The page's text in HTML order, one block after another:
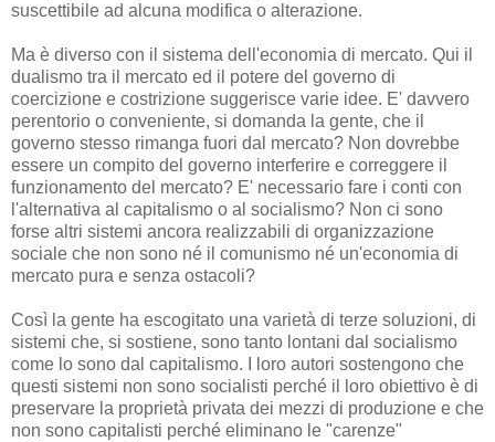
suscettibile ad alcuna modifica o alterazione.
Ma è diverso con il sistema dell'economia di mercato. Qui il
dualismo tra il mercato ed il potere del governo di
coercizione e costrizione suggerisce varie idee. E' davvero
perentorio o conveniente, si domanda la gente, che il
governo stesso rimanga fuori dal mercato? Non dovrebbe
essere un compito del governo interferire e correggere il
funzionamento del mercato? E' necessario fare i conti con
l'alternativa al capitalismo o al socialismo? Non ci sono
forse altri sistemi ancora realizzabili di organizzazione
sociale che non sono né il comunismo né un'economia di
mercato pura e senza ostacoli?
Così la gente ha escogitato una varietà di terze soluzioni, di
sistemi che, si sostiene, sono tanto lontani dal socialismo
come lo sono dal capitalismo. I loro autori sostengono che
questi sistemi non sono socialisti perché il loro obiettivo è di
preservare la proprietà privata dei mezzi di produzione e che
non sono capitalisti perché eliminano le "carenze"